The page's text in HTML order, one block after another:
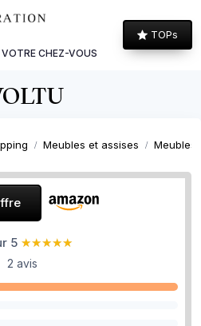
CHEZ-VOUS
TOPs
Meubles et assises Meubles
5 ★★★★★
★★★★★
2 avis